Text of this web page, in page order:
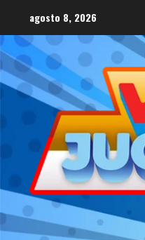
contenido
agosto 8, 2026